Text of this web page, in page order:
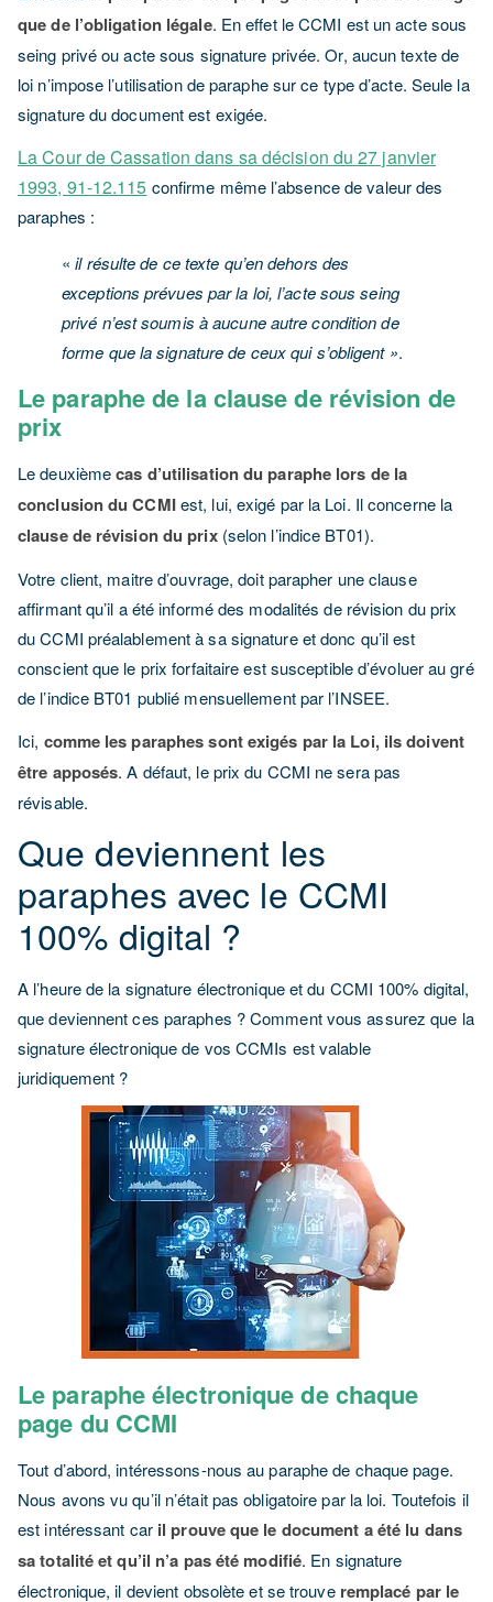
que de l’obligation légale. En effet le CCMI est un acte sous
seing privé ou acte sous signature privée. Or, aucun texte de
loi n’impose l’utilisation de paraphe sur ce type d’acte. Seule la
signature du document est exigée.
La Cour de Cassation dans sa décision du 27 janvier
1993, 91-12.115 confirme même l’absence de valeur des
paraphes :
«il résulte de ce texte qu’en dehors des
exceptions prévues par la loi, l’acte sous seing
privé n’est soumis à aucune autre condition de
forme que la signature de ceux qui s’obligent ».
Le paraphe de la clause de révision de
prix
Le deuxièmecas d’utilisation du paraphe lors de la
conclusion du CCMIest, lui, exigé par la Loi. Il concerne la
clause de révision du prix(selon l’indice BT01).
Votre client, maitre d’ouvrage, doit parapher une clause
affirmant qu’il a été informé des modalités de révision du prix
du CCMI préalablement à sa signature et donc qu’il est
conscient que le prix forfaitaire est susceptible d’évoluer au gré
de l’indice BT01 publié mensuellement par l’INSEE.
Ici, comme les paraphes sont exigés par la Loi, ils doivent
être apposés. A défaut, le prix du CCMI ne sera pas
révisable.
Que deviennent les
paraphes avec le CCMI
100% digital ?
A l’heure de la signature électronique et du CCMI 100% digital,
que deviennent ces paraphes ? Comment vous assurez que la
signature électronique de vos CCMIs est valable
juridiquement ?
Le paraphe électronique de chaque
page du CCMI
Tout d’abord, intéressons-nous au paraphe de chaque page.
Nous avons vu qu’il n’était pas obligatoire par la loi. Toutefois il
est intéressant car il prouve que le document a été lu dans
sa totalité et qu’il n’a pas été modifié. En signature
électronique, il devient obsolète et se trouve remplacé par le